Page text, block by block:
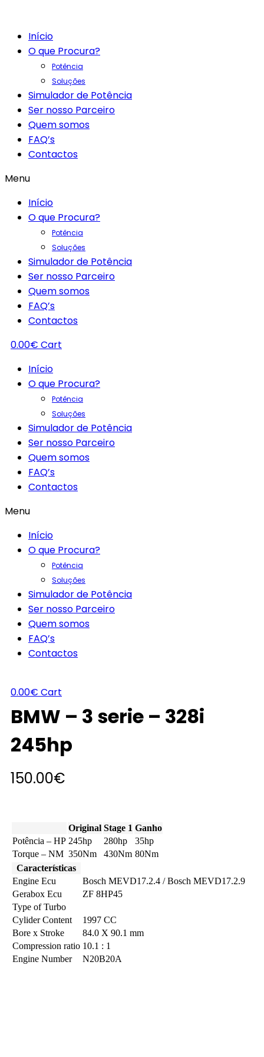
Início
O que Procura?
Potência
Soluções
Simulador de Potência
Ser nosso Parceiro
Quem somos
FAQ’s
Contactos
Menu
Início
O que Procura?
Potência
Soluções
Simulador de Potência
Ser nosso Parceiro
Quem somos
FAQ’s
Contactos
0.00€ Cart
Início
O que Procura?
Potência
Soluções
Simulador de Potência
Ser nosso Parceiro
Quem somos
FAQ’s
Contactos
Menu
Início
O que Procura?
Potência
Soluções
Simulador de Potência
Ser nosso Parceiro
Quem somos
FAQ’s
Contactos
0.00€ Cart
BMW – 3 serie – 328i
245hp
150.00€
Original Stage 1 Ganho
Potência – HP 245hp 280hp
35hp
Torque – NM 350Nm 430Nm 80Nm
Características
Engine Ecu
Bosch MEVD17.2.4 / Bosch MEVD17.2.9
Gerabox Ecu
ZF 8HP45
Type of Turbo
Cylider Content
1997 CC
Bore x Stroke
84.0 X 90.1 mm
Compression ratio 10.1 : 1
Engine Number
N20B20A